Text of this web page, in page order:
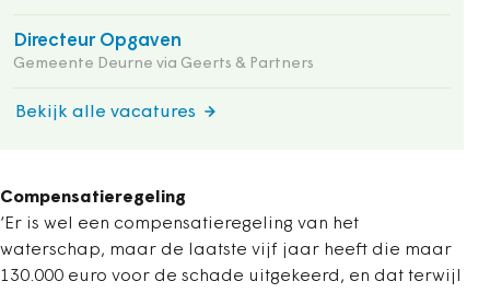
Directeur Opgaven
Gemeente Deurne via Geerts & Partners
Bekijk alle vacatures
Compensatieregeling
‘Er is wel een compensatieregeling van het
waterschap, maar de laatste vijf jaar heeft die maar
130.000 euro voor de schade uitgekeerd, en dat terwijl